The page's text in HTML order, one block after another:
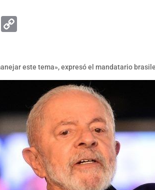
Email
este tema», expresó el mandatario